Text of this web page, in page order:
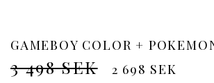
GAMEBOY COLOR +
3 498 SEK 2 698 SEK